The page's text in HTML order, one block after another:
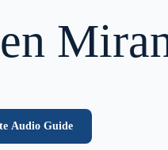
Audio Guide